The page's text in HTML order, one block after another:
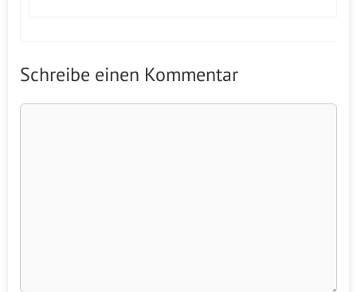
Schreibe einen Kommentar